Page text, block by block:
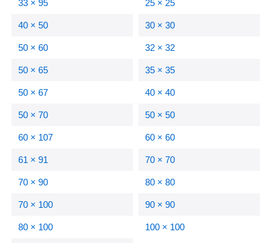
33 × 95
40 × 50
50 × 60
50 × 65
50 × 67
50 × 70
60 × 107
61 × 91
70 × 90
70 × 100
80 × 100
25 × 25
30 × 30
32 × 32
35 × 35
40 × 40
50 × 50
60 × 60
70 × 70
80 × 80
90 × 90
100 × 100